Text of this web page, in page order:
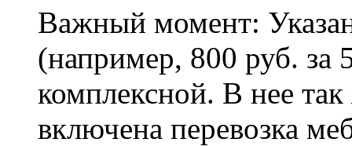
Важный момент:
(например, 800 руб. за
комплексной. В нее
включена перевозка